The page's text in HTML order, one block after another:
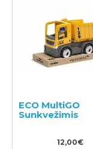
ECO MultiGO
Sunkvežimis
12,00€